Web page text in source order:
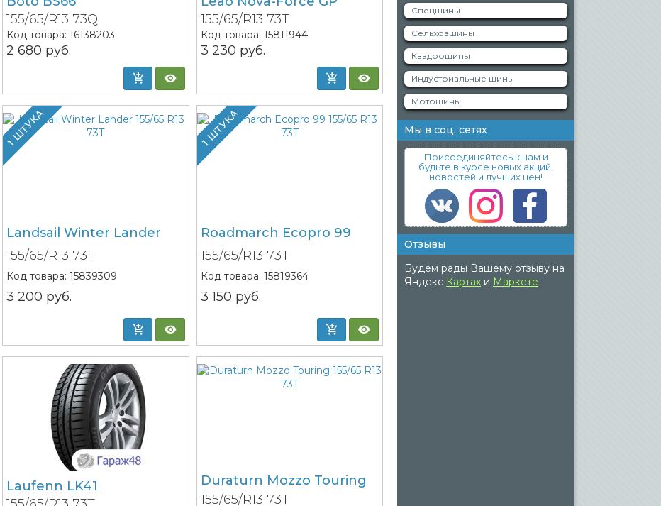
155/65/R13 73Q
Код товара:16138203
2 680 руб.
155/65/R13 73T
Код товара: 15811944
3 230 руб.
1 ШТУКА
Landsail Winter Lander
155/65/R13 73T
Код товара:15839309
3 200 руб.
1 ШТУКА
Roadmarch Ecopro 99
155/65/R13 73T
Код товара: 15819364
3 150 руб.
Laufenn LK41
Duraturn Mozzo Touring
155/65/R13 73T
Спецшины
Сельхозшины
Квадрошины
Индустриальные шины
Мотошины
Мы в соц. сетях
Присоединяйтесь к нам и
будьте в курсе новых акций,
новостей и лучших цен!
Отзывы
Будем рады Вашему отзыву на
Яндекс Картах и Маркете